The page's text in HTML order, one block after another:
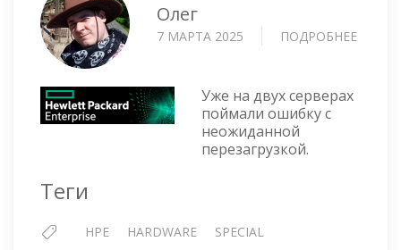
Олег
7 МАРТА 2025 ПОДРОБНЕЕ
Уже на двух серверах
поймали ошибку с
неожиданной
перезагрузкой.
Теги
HPE HARDWARE SPECIAL